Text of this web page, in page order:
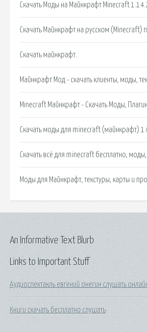
Скачать Моды на Майнкрафт Minecraft
Скачать Майнкрафт на русском (Minecraft)
Скачать майнкрафт.
Майнкрафт Мод - скачать клиенты, моды,
Minecraft Майнкрафт - Скачать Моды,
Скачать моды для minecraft (майнкрафт)
Скачать всё для minecraft бесплатно, моды,
Моды для Майнкрафт, текстуры, карты и
Links to Important Stuff
Аудиоспектакль евгений онегин слушать
Книги скачать бесплатно слушать
An Informative Text Blurb